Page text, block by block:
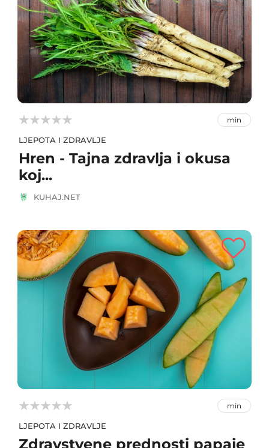


 min
LJEPOTA I ZDRAVLJE
Hren - Tajna zdravlja i okusa
koj...
KUHAJ.NET


 min
LJEPOTA I ZDRAVLJE
Zdravstvene prednosti papaje